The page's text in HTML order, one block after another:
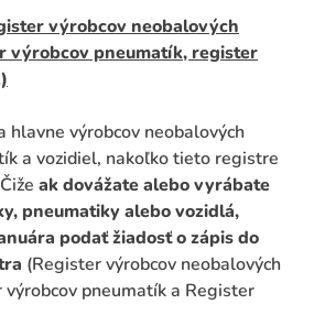
výrobcov neobalových
výrobcov pneumatík, register
hlavne výrobcov neobalových
a vozidiel, nakoľko tieto registre
ak dovážate alebo vyrábate
pneumatiky alebo vozidlá,
podať žiadosť o zápis do
(Register výrobcov neobalových
pneumatík a Register